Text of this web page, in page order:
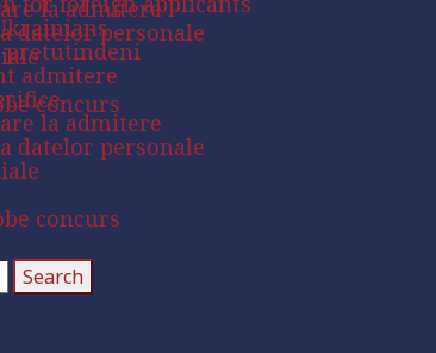
la admitere
datelor personale
concurs
pretutindeni
admitere
la admitere
datelor personale
concurs